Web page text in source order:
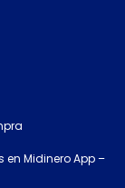
Midinero App –